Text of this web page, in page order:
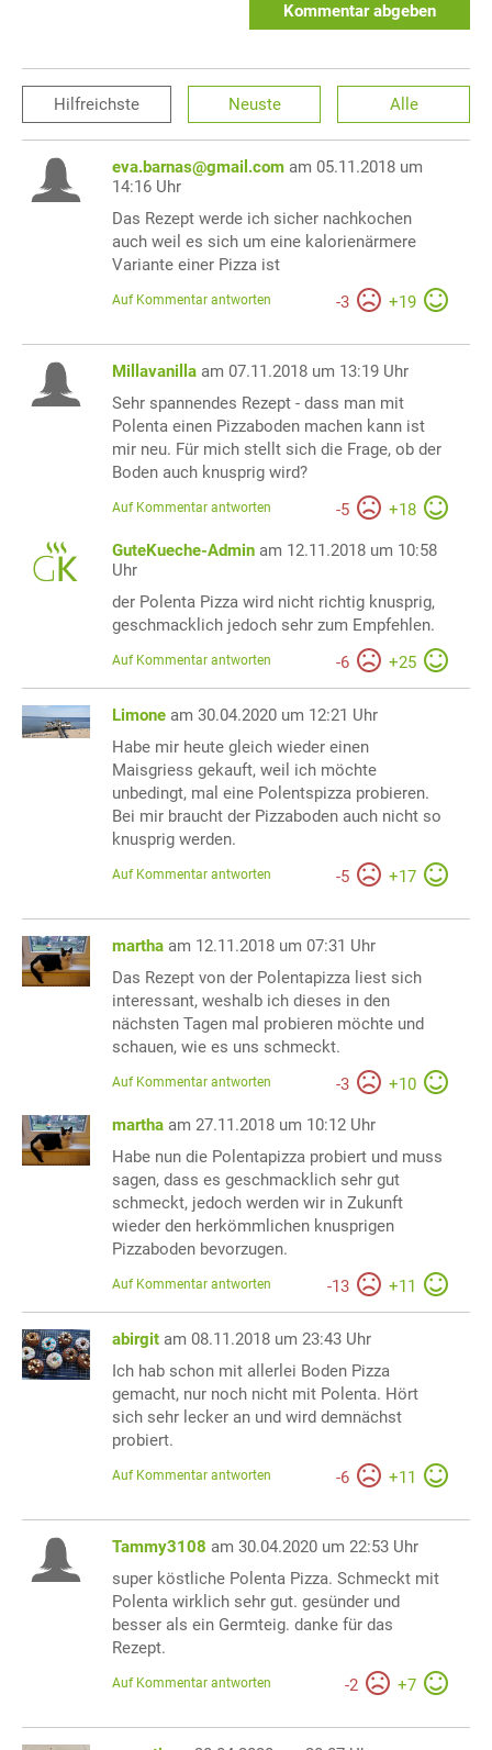
Kommentar abgeben
Hilfreichste Neuste Alle
eva.barnas@gmail.com am 05.11.2018 um
14:16 Uhr
Das Rezept werde ich sicher nachkochen
auch weil es sich um eine kalorienärmere
Variante einer Pizza ist
-3 +19
Auf Kommentar antworten
Millavanilla am 07.11.2018 um 13:19 Uhr
Sehr spannendes Rezept - dass man mit
Polenta einen Pizzaboden machen kann ist
mir neu. Für mich stellt sich die Frage, ob der
Boden auch knusprig wird?
-5 +18
Auf Kommentar antworten
GuteKueche-Admin am 12.11.2018 um 10:58
Uhr
der Polenta Pizza wird nicht richtig knusprig,
geschmacklich jedoch sehr zum Empfehlen.
-6 +25
Auf Kommentar antworten
Limone am 30.04.2020 um 12:21 Uhr
Habe mir heute gleich wieder einen
Maisgriess gekauft, weil ich möchte
unbedingt, mal eine Polentspizza probieren.
Bei mir braucht der Pizzaboden auch nicht so
knusprig werden.
-5 +17
Auf Kommentar antworten
martha am 12.11.2018 um 07:31 Uhr
Das Rezept von der Polentapizza liest sich
interessant, weshalb ich dieses in den
nächsten Tagen mal probieren möchte und
schauen, wie es uns schmeckt.
-3 +10
Auf Kommentar antworten
martha am 27.11.2018 um 10:12 Uhr
Habe nun die Polentapizza probiert und muss
sagen, dass es geschmacklich sehr gut
schmeckt, jedoch werden wir in Zukunft
wieder den herkömmlichen knusprigen
Pizzaboden bevorzugen.
-13 +11
Auf Kommentar antworten
abirgit am 08.11.2018 um 23:43 Uhr
Ich hab schon mit allerlei Boden Pizza
gemacht, nur noch nicht mit Polenta. Hört
sich sehr lecker an und wird demnächst
probiert.
-6 +11
Auf Kommentar antworten
Tammy3108 am 30.04.2020 um 22:53 Uhr
super köstliche Polenta Pizza. Schmeckt mit
Polenta wirklich sehr gut. gesünder und
besser als ein Germteig. danke für das
Rezept.
-2 +7
Auf Kommentar antworten